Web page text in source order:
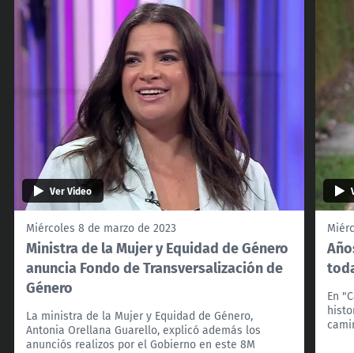
Ver Video
Miércoles 8 de marzo de 2023
Ministra de la Mujer y Equidad de Género
anuncia Fondo de Transversalización de
Género
La ministra de la Mujer y Equidad de Género,
Antonia Orellana Guarello, explicó además los
anunciós realizos por el Gobierno en este 8M
En